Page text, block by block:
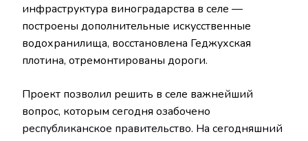
инфраструктура виноградарства в селе —
построены дополнительные искусственные
водохранилища, восстановлена Геджухская
плотина, отремонтированы дороги.
Проект позволил решить в селе важнейший
вопрос, которым сегодня озабочено
республиканское правительство. На сегодняшний